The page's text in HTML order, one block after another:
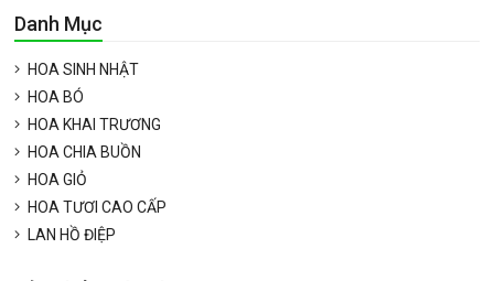
Danh Mục
HOA SINH NHẬT
HOA BÓ
HOA KHAI TRƯƠNG
HOA CHIA BUỒN
HOA GIỎ
HOA TƯƠI CAO CẤP
LAN HỒ ĐIỆP